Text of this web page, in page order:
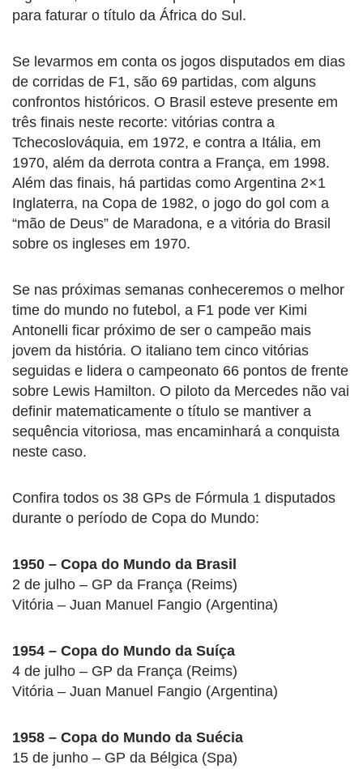
para faturar o título da África do Sul.
Se levarmos em conta os jogos disputados em dias
de corridas de F1, são 69 partidas, com alguns
confrontos históricos. O Brasil esteve presente em
três finais neste recorte: vitórias contra a
Tchecoslováquia, em 1972, e contra a Itália, em
1970, além da derrota contra a França, em 1998.
Além das finais, há partidas como Argentina 2×1
Inglaterra, na Copa de 1982, o jogo do gol com a
“mão de Deus” de Maradona, e a vitória do Brasil
sobre os ingleses em 1970.
Se nas próximas semanas conheceremos o melhor
time do mundo no futebol, a F1 pode ver Kimi
Antonelli ficar próximo de ser o campeão mais
jovem da história. O italiano tem cinco vitórias
seguidas e lidera o campeonato 66 pontos de frente
sobre Lewis Hamilton. O piloto da Mercedes não vai
definir matematicamente o título se mantiver a
sequência vitoriosa, mas encaminhará a conquista
neste caso.
Confira todos os 38 GPs de Fórmula 1 disputados
durante o período de Copa do Mundo:
1950 – Copa do Mundo da Brasil
2 de julho – GP da França (Reims)
Vitória – Juan Manuel Fangio (Argentina)
1954 – Copa do Mundo da Suíça
4 de julho – GP da França (Reims)
Vitória – Juan Manuel Fangio (Argentina)
1958 – Copa do Mundo da Suécia
15 de junho – GP da Bélgica (Spa)